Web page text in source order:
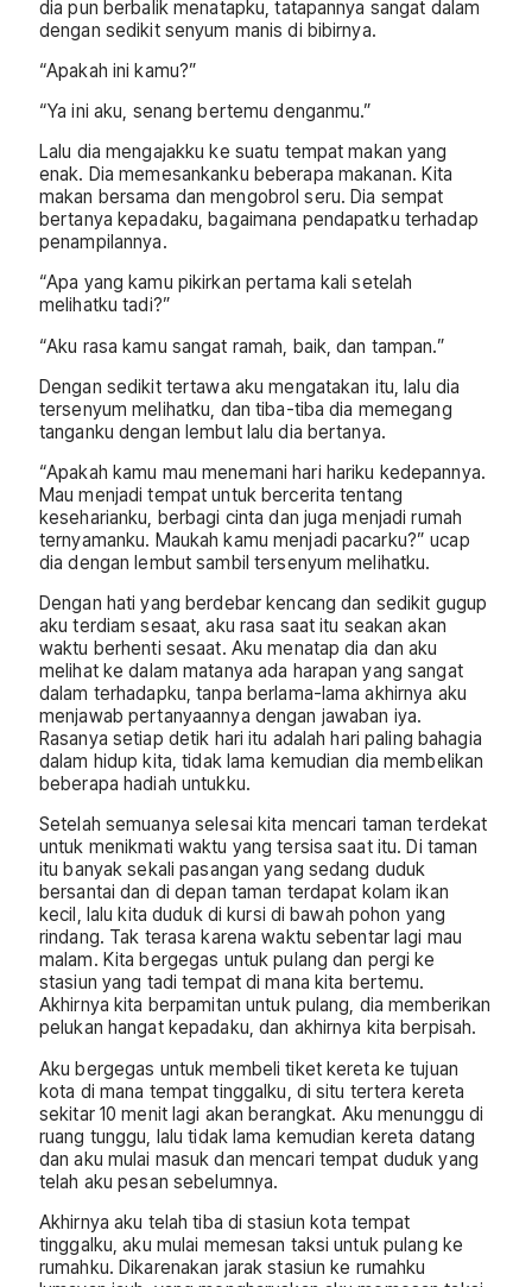
dia pun berbalik menatapku, tatapannya sangat dalam
dengan sedikit senyum manis di bibirnya.
“Apakah ini kamu?”
“Ya ini aku, senang bertemu denganmu.”
Lalu dia mengajakku ke suatu tempat makan yang
enak. Dia memesankanku beberapa makanan. Kita
makan bersama dan mengobrol seru. Dia sempat
bertanya kepadaku, bagaimana pendapatku terhadap
penampilannya.
“Apa yang kamu pikirkan pertama kali setelah
melihatku tadi?”
“Aku rasa kamu sangat ramah, baik, dan tampan.”
Dengan sedikit tertawa aku mengatakan itu, lalu dia
tersenyum melihatku, dan tiba-tiba dia memegang
tanganku dengan lembut lalu dia bertanya.
“Apakah kamu mau menemani hari hariku kedepannya.
Mau menjadi tempat untuk bercerita tentang
keseharianku, berbagi cinta dan juga menjadi rumah
ternyamanku. Maukah kamu menjadi pacarku?” ucap
dia dengan lembut sambil tersenyum melihatku.
Dengan hati yang berdebar kencang dan sedikit gugup
aku terdiam sesaat, aku rasa saat itu seakan akan
waktu berhenti sesaat. Aku menatap dia dan aku
melihat ke dalam matanya ada harapan yang sangat
dalam terhadapku, tanpa berlama-lama akhirnya aku
menjawab pertanyaannya dengan jawaban iya.
Rasanya setiap detik hari itu adalah hari paling bahagia
dalam hidup kita, tidak lama kemudian dia membelikan
beberapa hadiah untukku.
Setelah semuanya selesai kita mencari taman terdekat
untuk menikmati waktu yang tersisa saat itu. Di taman
itu banyak sekali pasangan yang sedang duduk
bersantai dan di depan taman terdapat kolam ikan
kecil, lalu kita duduk di kursi di bawah pohon yang
rindang. Tak terasa karena waktu sebentar lagi mau
malam. Kita bergegas untuk pulang dan pergi ke
stasiun yang tadi tempat di mana kita bertemu.
Akhirnya kita berpamitan untuk pulang, dia memberikan
pelukan hangat kepadaku, dan akhirnya kita berpisah.
Aku bergegas untuk membeli tiket kereta ke tujuan
kota di mana tempat tinggalku, di situ tertera kereta
sekitar 10 menit lagi akan berangkat. Aku menunggu di
ruang tunggu, lalu tidak lama kemudian kereta datang
dan aku mulai masuk dan mencari tempat duduk yang
telah aku pesan sebelumnya.
Akhirnya aku telah tiba di stasiun kota tempat
tinggalku, aku mulai memesan taksi untuk pulang ke
rumahku. Dikarenakan jarak stasiun ke rumahku